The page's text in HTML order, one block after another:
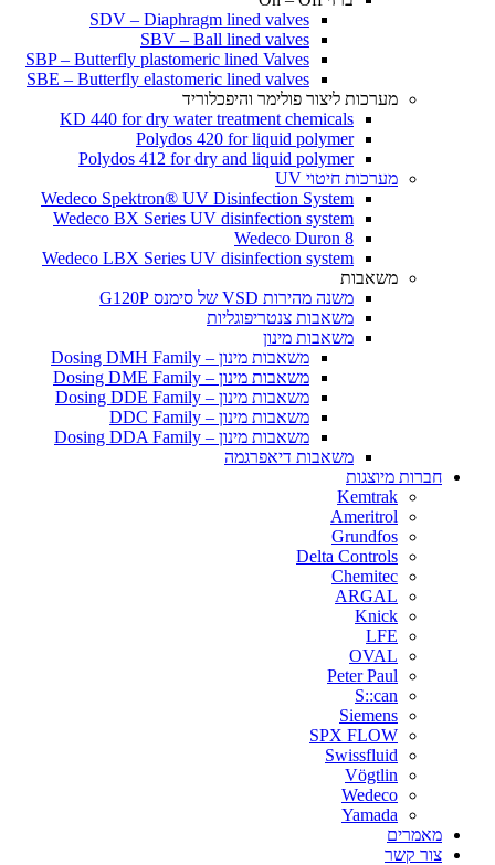
SDV – Diaphragm lined valves
SBV – Ball lined valves
SBP – Butterfly plastomeric lined Valves
SBE – Butterfly elastomeric lined valves
מערכות ליצור פולימר והיפכלוריד
KD 440 for dry water treatment chemicals
Polydos 420 for liquid polymer
Polydos 412 for dry and liquid polymer
מערכות חיטוי UV
Wedeco Spektron® UV Disinfection System
Wedeco BX Series UV disinfection system
Wedeco Duron 8
Wedeco LBX Series UV disinfection system
משאבות
משנה מהירות VSD של סימנס G120P
משאבות צנטריפוגליות
משאבות מינון
משאבות מינון – Dosing DMH Family
משאבות מינון – Dosing DME Family
משאבות מינון – Dosing DDE Family
משאבות מינון – DDC Family
משאבות מינון – Dosing DDA Family
משאבות דיאפרגמה
חברות מיוצגות
Kemtrak
Ameritrol
Grundfos
Delta Controls
Chemitec
ARGAL
Knick
LFE
OVAL
Peter Paul
S::can
Siemens
SPX FLOW
Swissfluid
Vögtlin
Wedeco
Yamada
מאמרים
צור קשר